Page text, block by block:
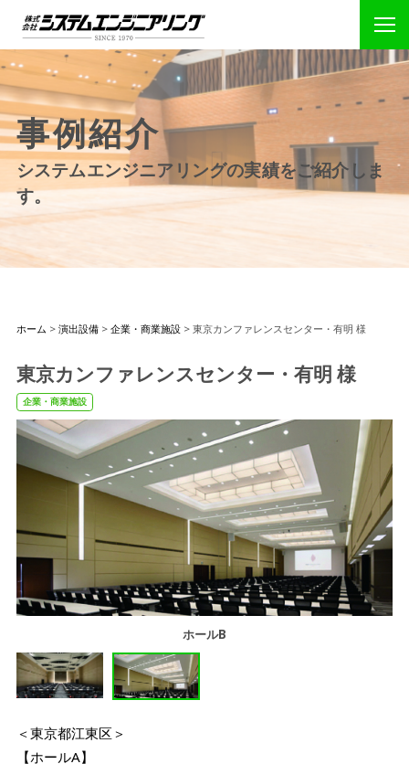
事例紹介
システムエンジニアリングの実績をご紹介しま
す。
ホーム > 演出設備 > 企業・商業施設 > 東京カンファレンスセンター・有明 様
東京カンファレンスセンター・有明 様
企業・商業施設
ホールB
＜東京都江東区＞
【ホールA】